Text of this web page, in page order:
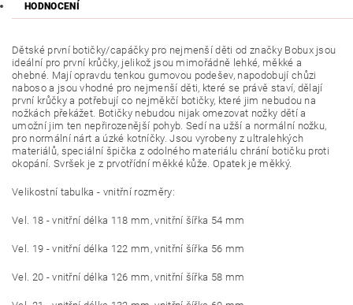
HODNOCENÍ
Dětské první botičky/capáčky pro nejmenší děti od značky Bobux jsou
ideální pro první krůčky, jelikož jsou mimořádně lehké, měkké a
ohebné. Mají opravdu tenkou gumovou podešev, napodobují chůzi
naboso a jsou vhodné pro nejmenší děti, které se právě staví, dělají
první krůčky a potřebují co nejměkčí botičky, které jim nebudou na
nožkách překážet. Botičky nebudou nijak omezovat nožky dětí a
umožní jim ten nepřirozenější pohyb. Sedí na užší a normální nožku,
pro normální nárt a úzké kotníčky.Jsou vyrobeny z ultralehkých
materiálů, speciální špička z odolného materiálu chrání botičku proti
okopání. Svršek je z prvotřídní měkké kůže. Opatek je měkký.
Velikostní tabulka - vnitřní rozměry:
Vel. 18 - vnitřní délka 118 mm, vnitřní šířka 54 mm
Vel. 19 - vnitřní délka 122 mm, vnitřní šířka 56 mm
Vel. 20 - vnitřní délka 126 mm, vnitřní šířka 58 mm